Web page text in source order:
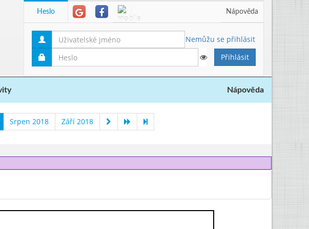
Heslo Nápověda
Nemůžu se přihlásit
Nápověda
Srpen 2018 Září 2018